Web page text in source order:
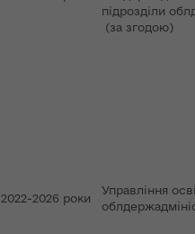
підрозділи
(за згодою)
2022-2026 роки
Управління